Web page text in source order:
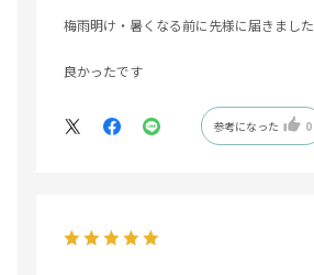
梅雨明け・暑くなる前に先様に届きました
良かったです
参考になった 0